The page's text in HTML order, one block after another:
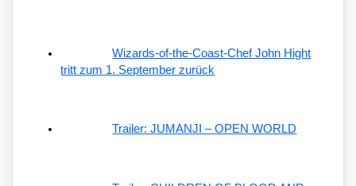
Wizards-of-the-Coast-Chef John Hight
tritt zum 1. September zurück
Trailer: JUMANJI – OPEN WORLD